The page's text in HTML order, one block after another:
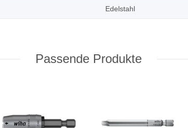
Edelstahl
Passende Produkte